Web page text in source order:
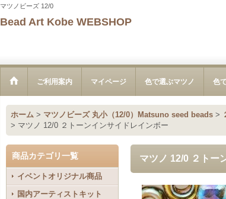
マツノビーズ 12/0
Bead Art Kobe WEBSHOP
ご利用案内 マイページ 色で選ぶマツノ 色
ホーム > マツノビーズ 丸小（12/0）Matsuno seed beads >
> マツノ 12/0 ２トーンインサイドレインボー
商品カテゴリ一覧
イベントオリジナル商品
国内アーティストキット
マツノ 12/0 ２トー